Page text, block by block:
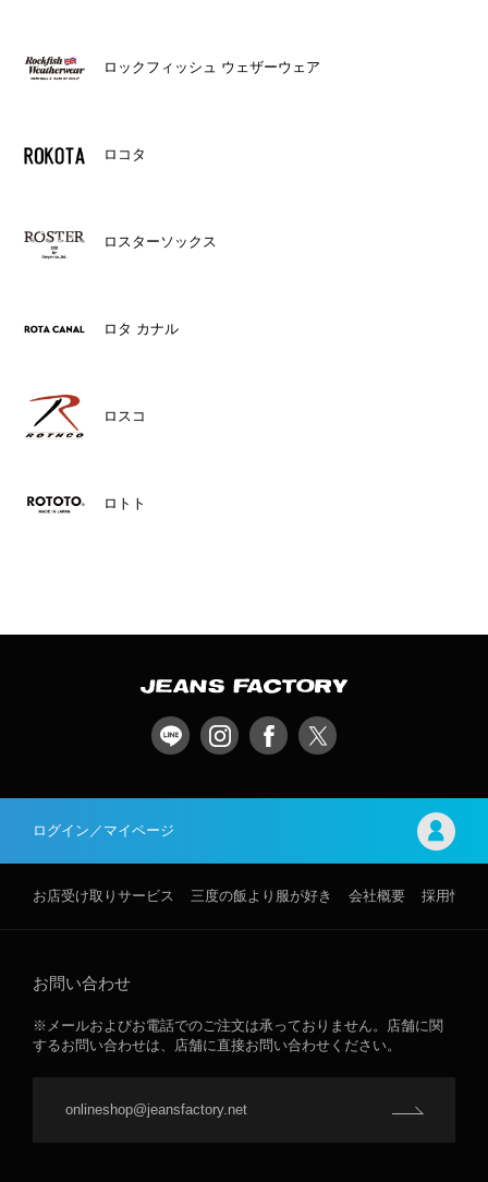
ロックフィッシュ ウェザーウェア
ロコタ
ロスターソックス
ロタ カナル
ロスコ
ロトト
ログイン／マイページ
お店受け取りサービス 三度の飯より服が好き 会社概要 採用情報
お問い合わせ
※メールおよびお電話でのご注文は承っておりません。店舗に関
するお問い合わせは、店舗に直接お問い合わせください。
onlineshop@jeansfactory.net